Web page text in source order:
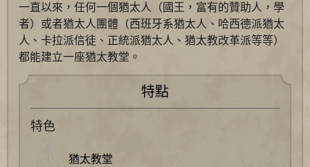
一直以來，任何一個猶太人（國王，富有的贊助人，學
者）或者猶太人團體（西班牙系猶太人、哈西德派猶太
人、卡拉派信徒、正統派猶太人、猶太教改革派等等）
都能建立一座猶太教堂。
特點
特色
猶太教堂